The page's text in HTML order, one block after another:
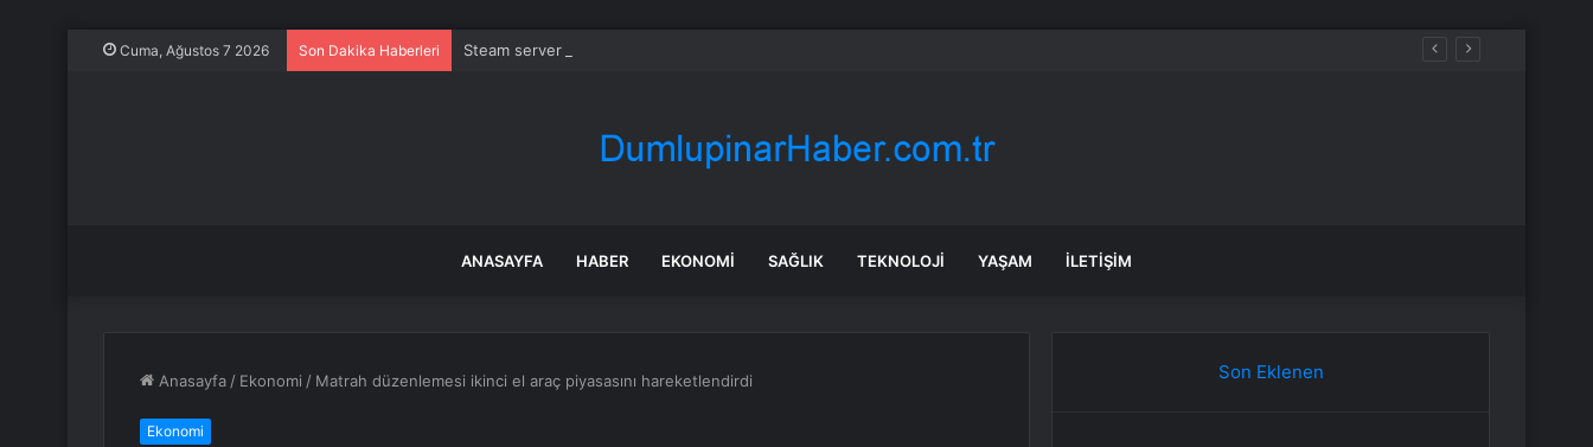
Cuma, Ağustos 7 2026 Son Dakika Haberleri Steam server status, is Steam down, Steam deck hatası nedir, 22 Temmuz Çarşamba Steam ne zaman düzelir?
ANASAYFA HABER EKONOMI SAĞLIK TEKNOLOJI YAŞAM İLETIŞIM
Anasayfa / Ekonomi / Matrah düzenlemesi ikinci el araç piyasasını hareketlendirdi
Ekonomi
Son Eklenen